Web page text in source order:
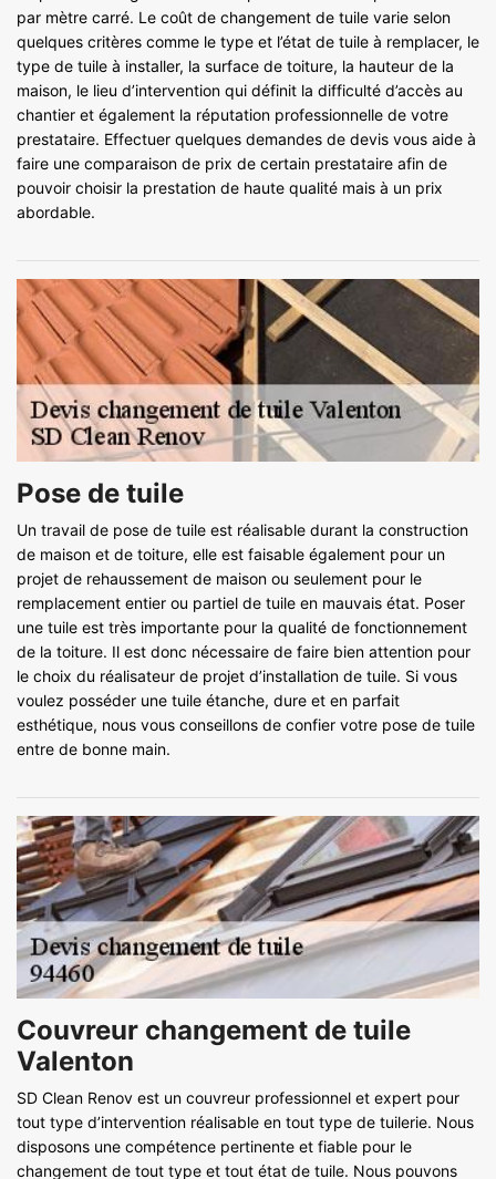
par mètre carré. Le coût de changement de tuile varie selon
quelques critères comme le type et l’état de tuile à remplacer, le
type de tuile à installer, la surface de toiture, la hauteur de la
maison, le lieu d’intervention qui définit la difficulté d’accès au
chantier et également la réputation professionnelle de votre
prestataire. Effectuer quelques demandes de devis vous aide à
faire une comparaison de prix de certain prestataire afin de
pouvoir choisir la prestation de haute qualité mais à un prix
abordable.
Pose de tuile
Un travail de pose de tuile est réalisable durant la construction
de maison et de toiture, elle est faisable également pour un
projet de rehaussement de maison ou seulement pour le
remplacement entier ou partiel de tuile en mauvais état. Poser
une tuile est très importante pour la qualité de fonctionnement
de la toiture. Il est donc nécessaire de faire bien attention pour
le choix du réalisateur de projet d’installation de tuile. Si vous
voulez posséder une tuile étanche, dure et en parfait
esthétique, nous vous conseillons de confier votre pose de tuile
entre de bonne main.
Couvreur changement de tuile
Valenton
SD Clean Renov est un couvreur professionnel et expert pour
tout type d’intervention réalisable en tout type de tuilerie. Nous
disposons une compétence pertinente et fiable pour le
changement de tout type et tout état de tuile. Nous pouvons